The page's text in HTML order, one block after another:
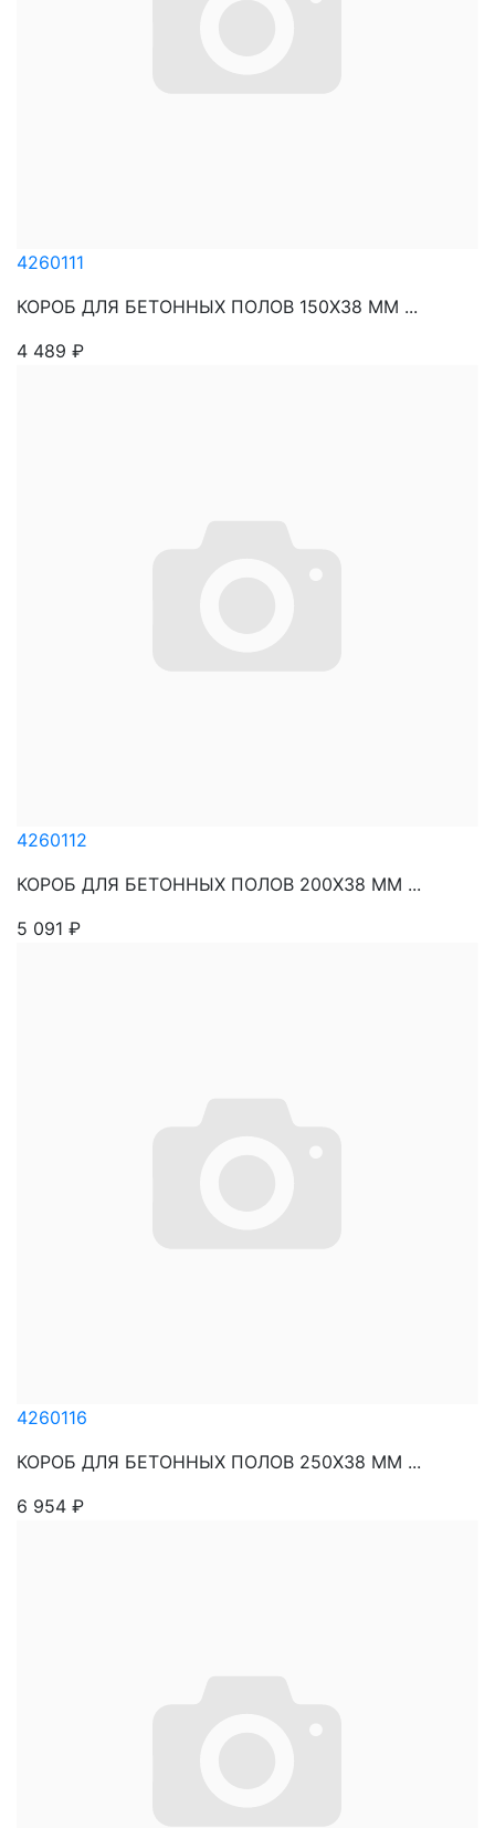
4260111
КОРОБ ДЛЯ БЕТОННЫХ ПОЛОВ 150Х38 ММ ...
4 489 ₽
4260112
КОРОБ ДЛЯ БЕТОННЫХ ПОЛОВ 200Х38 ММ ...
5 091 ₽
4260116
КОРОБ ДЛЯ БЕТОННЫХ ПОЛОВ 250Х38 ММ ...
6 954 ₽